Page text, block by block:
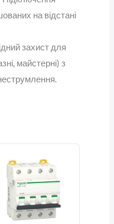
на відстані
захист для
майстерні) з